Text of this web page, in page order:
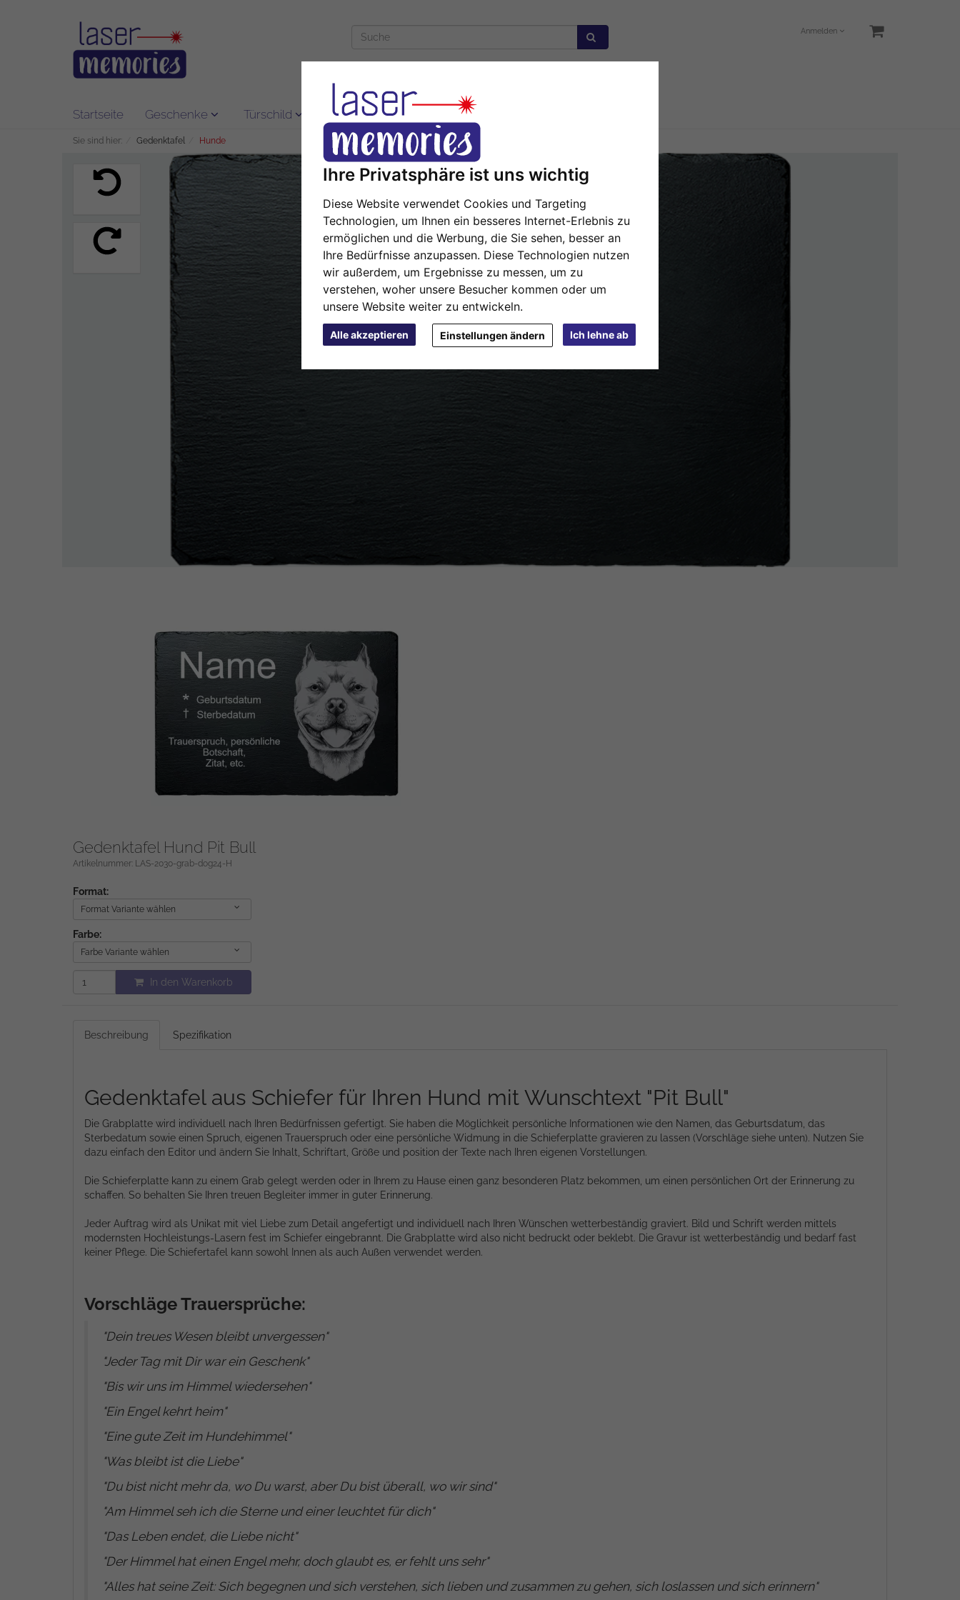
Ihre Privatsphäre ist uns wichtig
Diese Website verwendet Cookies und Targeting
Technologien, um Ihnen ein besseres Internet-Erlebnis zu
ermöglichen und die Werbung, die Sie sehen, besser an
Ihre Bedürfnisse anzupassen. Diese Technologien nutzen
wir außerdem, um Ergebnisse zu messen, um zu
verstehen, woher unsere Besucher kommen oder um
unsere Website weiter zu entwickeln.
Alle akzeptieren Ich lehne ab
Einstellungen ändern
Anmelden
Startseite Geschenke Türschild Isolierflasche Gedenktafel
Sie sind hier: Gedenktafel Hunde
Gedenktafel Hund Pit Bull
Artikelnummer: LAS-2030-grab-dog24-H
Format:
Format Variante wählen
Farbe:
Farbe Variante wählen
In den Warenkorb
Beschreibung Spezifikation
Gedenktafel aus Schiefer für Ihren Hund mit Wunschtext "Pit Bull"
Die Grabplatte wird individuell nach Ihren Bedürfnissen gefertigt. Sie haben die Möglichkeit persönliche Informationen wie den Namen, das Geburtsdatum, das
Sterbedatum sowie einen Spruch, eigenen Trauerspruch oder eine persönliche Widmung in die Schieferplatte gravieren zu lassen (Vorschläge siehe unten). Nutzen Sie
dazu einfach den Editor und ändern Sie Inhalt, Schriftart, Größe und position der Texte nach Ihren eigenen Vorstellungen.
Die Schieferplatte kann zu einem Grab gelegt werden oder in Ihrem zu Hause einen ganz besonderen Platz bekommen, um einen persönlichen Ort der Erinnerung zu
schaffen. So behalten Sie Ihren treuen Begleiter immer in guter Erinnerung.
Jeder Auftrag wird als Unikat mit viel Liebe zum Detail angefertigt und individuell nach Ihren Wünschen wetterbeständig graviert. Bild und Schrift werden mittels
modernsten Hochleistungs-Lasern fest im Schiefer eingebrannt. Die Grabplatte wird also nicht bedruckt oder beklebt. Die Gravur ist wetterbeständig und bedarf fast
keiner Pflege. Die Schiefertafel kann sowohl Innen als auch Außen verwendet werden.
Vorschläge Trauersprüche:
"Dein treues Wesen bleibt unvergessen"
Jeder Tag mit Dir war ein Geschenk"
"Bis wir uns im Himmel wiedersehen"
"Ein Engel kehrt heim"
"Eine gute Zeit im Hundehimmel"
"Was bleibt ist die Liebe"
"Du bist nicht mehr da, wo Du warst, aber Du bist überall, wo wir sind"
"Am Himmel seh ich die Sterne und einer leuchtet für dich"
"Das Leben endet, die Liebe nicht"
"Der Himmel hat einen Engel mehr, doch glaubt es, er fehlt uns sehr"
"Alles hat seine Zeit: Sich begegnen und sich verstehen, sich lieben und zusammen zu gehen, sich loslassen und sich erinnern"